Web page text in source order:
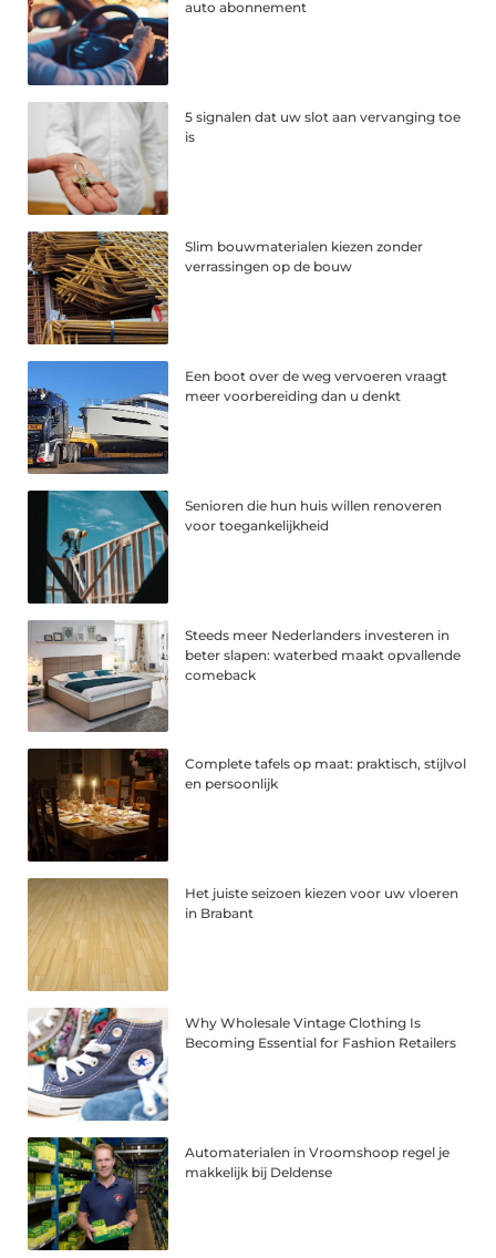
auto abonnement
5 signalen dat uw slot aan vervanging toe
is
Slim bouwmaterialen kiezen zonder
verrassingen op de bouw
Een boot over de weg vervoeren vraagt
meer voorbereiding dan u denkt
Senioren die hun huis willen renoveren
voor toegankelijkheid
Steeds meer Nederlanders investeren in
beter slapen: waterbed maakt opvallende
comeback
Complete tafels op maat: praktisch, stijlvol
en persoonlijk
Het juiste seizoen kiezen voor uw vloeren
in Brabant
Why Wholesale Vintage Clothing Is
Becoming Essential for Fashion Retailers
Automaterialen in Vroomshoop regel je
makkelijk bij Deldense